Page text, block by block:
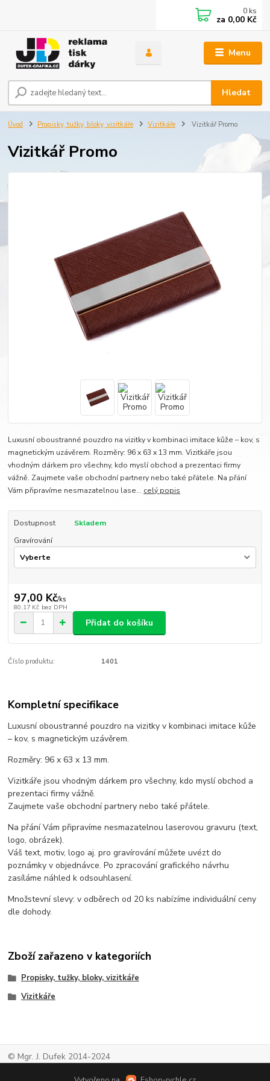
Menu
Hledat
0 ks
za 0,00 Kč
Úvod Propisky, tužky, bloky, vizitkáře Vizitkáře Vizitkář Promo
Vizitkář Promo
Luxusní oboustranné pouzdro na vizitky v kombinaci imitace kůže – kov, s
magnetickým uzávěrem. Rozměry: 96 x 63 x 13 mm. Vizitkáře jsou
vhodným dárkem pro všechny, kdo myslí obchod a prezentaci firmy
vážně. Zaujmete vaše obchodní partnery nebo také přátele. Na přání
Vám připravíme nesmazatelnou lase... celý popis
Dostupnost
Skladem
Gravírování
97,00 Kč/ks
80,17 Kč bez DPH
Přidat do košíku
Číslo produktu: 1401
Kompletní specifikace
Luxusní oboustranné pouzdro na vizitky v kombinaci imitace kůže
– kov, s magnetickým uzávěrem.
Rozměry: 96 x 63 x 13 mm.
Vizitkáře jsou vhodným dárkem pro všechny, kdo myslí obchod a
prezentaci firmy vážně.
Zaujmete vaše obchodní partnery nebo také přátele.
Na přání Vám připravíme nesmazatelnou laserovou gravuru (text,
logo, obrázek).
Váš text, motiv, logo aj. pro gravírování můžete uvézt do
poznámky v objednávce. Po zpracování grafického návrhu
zasíláme náhled k odsouhlasení.
Množstevní slevy: v odběrech od 20 ks nabízíme individuální ceny
dle dohody.
Zboží zařazeno v kategoriích
Propisky, tužky, bloky, vizitkáře
Vizitkáře
© Mgr. J. Dufek 2014-2024